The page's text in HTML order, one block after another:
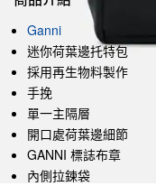
Ganni
迷你荷葉邊托特包
採用再生物料製作
手挽
單一主隔層
開口處荷葉邊細節
GANNI 標誌布章
內側拉鍊袋